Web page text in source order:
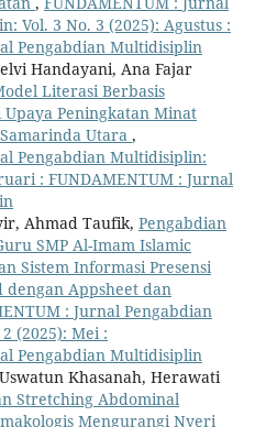
Vol. 3 No. 3 (2025): Agustus :
Pengabdian Multidisiplin
Handayani, Ana Fajar
Literasi Berbasis
Peningkatan Minat
Utara ,
Pengabdian Multidisiplin:
: FUNDAMENTUM : Jurnal
Ahmad Taufik, Pengabdian
SMP Al-Imam Islamic
Sistem Informasi Presensi
dengan Appsheet dan
: Jurnal Pengabdian
(2025): Mei :
Pengabdian Multidisiplin
Khasanah, Herawati
Stretching Abdominal
Mengurangi Nyeri